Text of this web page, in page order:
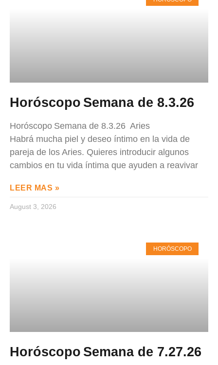
Horóscopo Semana de 8.3.26
Horóscopo Semana de 8.3.26 Aries
Habrá mucha piel y deseo íntimo en la vida de
pareja de los Aries. Quieres introducir algunos
cambios en tu vida íntima que ayuden a reavivar
LEER MAS »
August 3, 2026
HORÓSCOPO
Horóscopo Semana de 7.27.26